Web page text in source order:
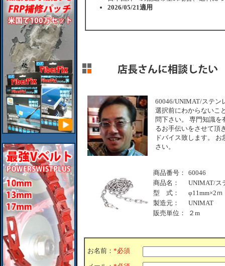
2026/05/21適用
60046/UNIMAT/ステン
選択前にわからないこ
問下さい。 専門知識
るお手伝いをさせて頂
ドバイス致します。
さい。
商品番号：
60046
商品名：
UNIMAT/ス
型 式：
φ11mm×2ｍ
製造元：
UNIMAT
販売単位：
２m
お名前： *必須